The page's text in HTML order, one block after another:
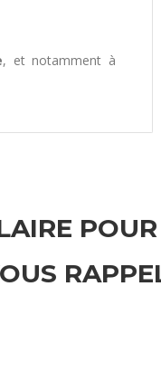
, et notamment à